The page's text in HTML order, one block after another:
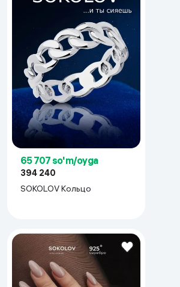
65 707 so'm/oyga
394 240
SOKOLOV Кольцо